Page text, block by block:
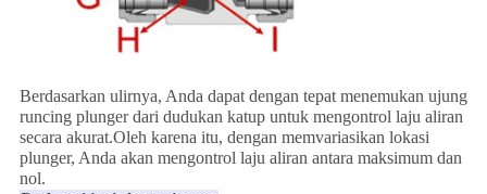
Berdasarkan ulirnya, Anda dapat dengan tepat menemukan ujung
runcing plunger dari dudukan katup untuk mengontrol laju aliran
secara akurat.Oleh karena itu, dengan memvariasikan lokasi
plunger, Anda akan mengontrol laju aliran antara maksimum dan
nol.